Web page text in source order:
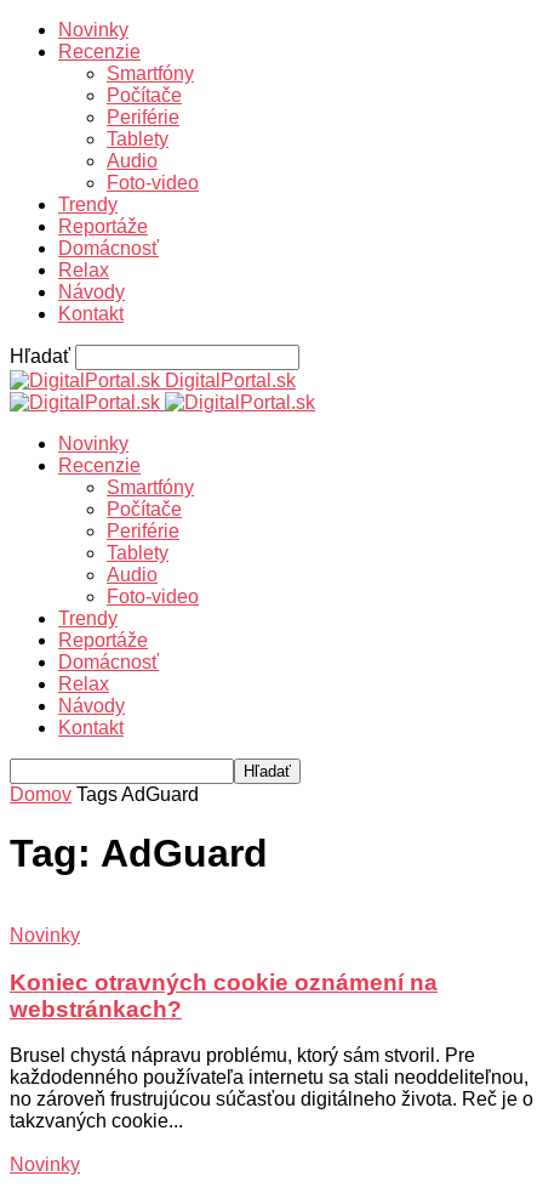
Novinky
Recenzie
Smartfóny
Počítače
Periférie
Tablety
Audio
Foto-video
Trendy
Reportáže
Domácnosť
Relax
Návody
Kontakt
Hľadať
DigitalPortal.sk
Novinky
Recenzie
Smartfóny
Počítače
Periférie
Tablety
Audio
Foto-video
Trendy
Reportáže
Domácnosť
Relax
Návody
Kontakt
Domov TagsAdGuard
Tag: AdGuard
Novinky
Koniec otravných cookie oznámení na
webstránkach?
Brusel chystá nápravu problému, ktorý sám stvoril. Pre
každodenného používateľa internetu sa stali neoddeliteľnou,
no zároveň frustrujúcou súčasťou digitálneho života. Reč je o
takzvaných cookie...
Novinky